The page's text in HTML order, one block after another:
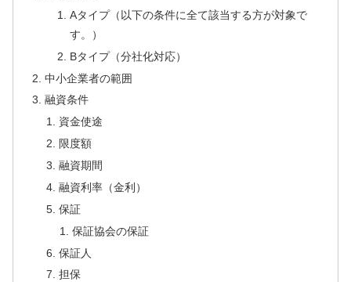
Aタイプ（以下の条件に全て該当する方が対象で
す。）
Bタイプ（分社化対応）
中小企業者の範囲
融資条件
資金使途
限度額
融資期間
融資利率（金利）
保証
保証協会の保証
保証人
担保